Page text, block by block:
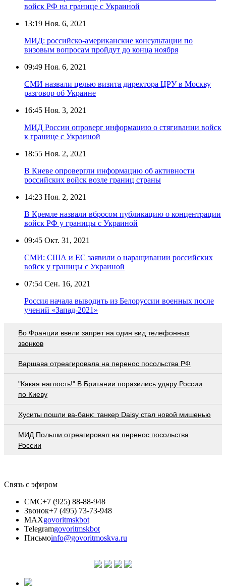
войск РФ на границе с Украиной
13:19 Ноя. 6, 2021
МИД: российско-американские консультации по
визовым вопросам пройдут до конца ноября
09:49 Ноя. 6, 2021
CМИ назвали целью визита директора ЦРУ в Москву
разговор об Украине
16:45 Ноя. 3, 2021
МИД России опроверг информацию о стягивании войск
к границе с Украиной
18:55 Ноя. 2, 2021
В Киеве опровергли информацию об активности
российских войск возле границ страны
14:23 Ноя. 2, 2021
В Кремле назвали вбросом публикацию о концентрации
войск РФ у границы с Украиной
09:45 Окт. 31, 2021
СМИ: США и ЕС заявили о наращивании российских
войск у границы с Украиной
07:54 Сен. 16, 2021
Россия начала выводить из Белоруссии военных после
учений «Запад-2021»
Во Франции ввели запрет на один вид телефонных
звонков
Варшава отреагировала на перенос посольства РФ
"Какая наглость!" В Британии поразились удару России
по Киеву
Хуситы пошли ва-банк: танкер Daisy стал новой мишенью
МИД Польши отреагировал на перенос посольства
России
Связь с эфиром
СМС+7 (925) 88-88-948
Звонок+7 (495) 73-73-948
MAXgovoritmskbot
Telegramgovoritmskbot
Письмоinfo@govoritmoskva.ru